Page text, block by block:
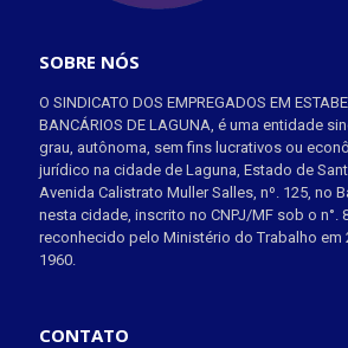
SOBRE NÓS
O SINDICATO DOS EMPREGADOS EM
BANCÁRIOS DE LAGUNA, é uma entidade
grau, autônoma, sem fins lucrativos ou
jurídico na cidade de Laguna, Estado de
Avenida Calistrato Muller Salles, nº. 125, no
nesta cidade, inscrito no CNPJ/MF sob o n°.
reconhecido pelo Ministério do Trabalho em
1960.
CONTATO